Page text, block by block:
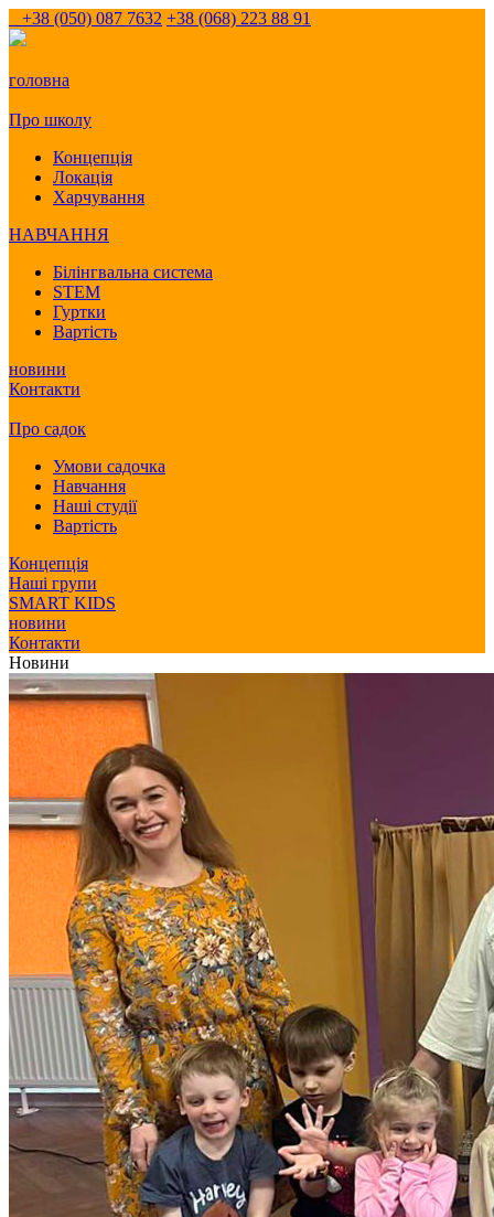
+38 (050) 087 7632 +38 (068) 223 88 91
головна
Про школу
Концепція
Локація
Харчування
НАВЧАННЯ
Білінгвальна система
STEM
Гуртки
Вартість
новини
Контакти
Про садок
Умови садочка
Навчання
Наші студії
Вартість
Концепція
Наші групи
SMART KIDS
новини
Контакти
Новини